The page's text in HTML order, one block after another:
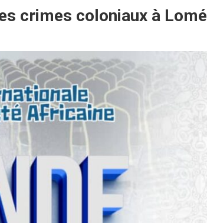
crimes coloniaux à Lomé